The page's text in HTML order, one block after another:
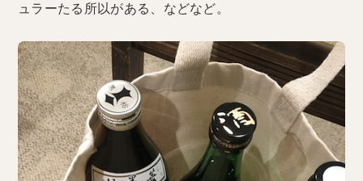
ュラーたる所以がある、などなど。